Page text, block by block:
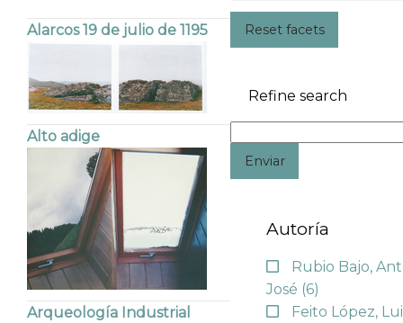
Alarcos 19 de julio de 1195
Alto adige
Arqueología Industrial
Reset facets
Refine search
Enviar
Autoría
Rubio Bajo,
José (6)
Feito López,